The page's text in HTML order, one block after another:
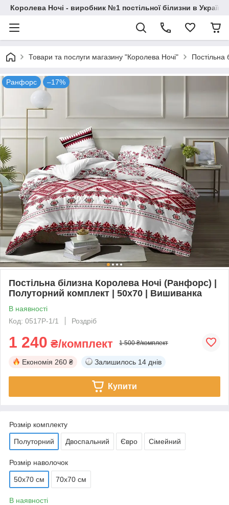
Королева Ночі - виробник №1 постільної білизни в Україні
Товари та послуги магазину "Королева Ночі" Постільна
Ранфорс –17%
Постільна білизна Королева Ночі (Ранфорс) |
Полуторний комплект | 50х70 | Вишиванка
В наявності
Код: 0517Р-1/1
Роздріб
1 240 ₴/комплект 1 500 ₴/комплект
Економія 260 ₴ Залишилось 14 днів
Купити
Розмір комплекту
Полуторний Двоспальний Євро Сімейний
Розмір наволочок
50х70 см 70х70 см
В наявності